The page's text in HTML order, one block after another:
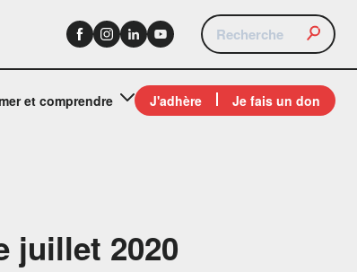
et comprendre J'adhère Je fais un don
juillet 2020